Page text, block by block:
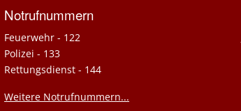
Notrufnummern
Feuerwehr - 122
Polizei - 133
Rettungsdienst - 144
Weitere Notrufnummern...